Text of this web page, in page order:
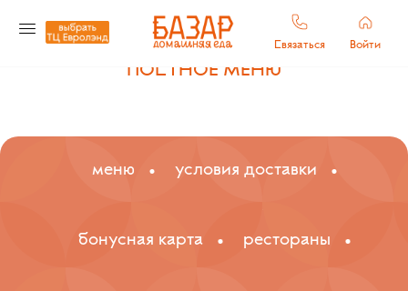
Связаться Войти
Каталог→Постное меню
ПОСТНОЕ МЕНЮ
меню условия доставки
бонусная карта рестораны